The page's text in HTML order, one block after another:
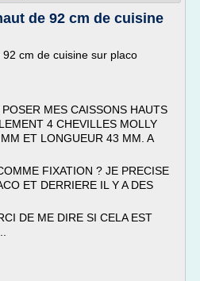
de 92 cm de cuisine
cm de cuisine sur placo
MES CAISSONS HAUTS
4 CHEVILLES MOLLY
ET LONGUEUR 43 MM. A
FIXATION ? JE PRECISE
ET DERRIERE IL Y A DES
DE ME DIRE SI CELA EST